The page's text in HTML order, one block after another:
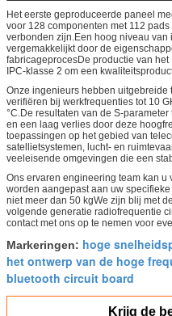
Het eerste geproduceerde paneel
voor 128 componenten met 112
verbonden zijn.Een hoog niveau
vergemakkelijkt door de
fabricageprocesDe productie van
IPC-klasse 2 om een
Onze ingenieurs hebben uitgebreide
verifiëren bij werkfrequenties tot 10
°C.De resultaten van de S-
en een laag verlies door deze
toepassingen op het gebied van
satellietsystemen, lucht- en
veeleisende omgevingen die een
Ons ervaren engineering team kan
worden aangepast aan uw
niet meer dan 50 kgWe zijn blij met
volgende generatie radiofrequentie
contact met ons op te nemen voor
Markeringen: hoge
het ontwerp van de hoge
bluetooth circuit board
Krijg de